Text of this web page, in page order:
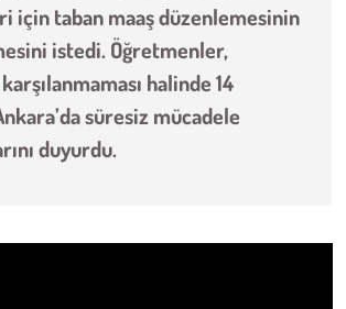
için taban maaş düzenlemesinin
istedi. Öğretmenler,
halinde 14
süresiz mücadele
duyurdu.